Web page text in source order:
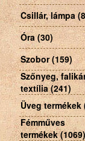
Csillár, lámpa
Óra (30)
Szobor (159)
Szőnyeg,
textília (241)
Üveg termékek
Fémműves
termékek (1069)